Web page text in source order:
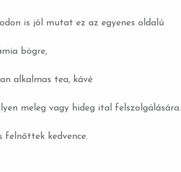
is jól mutat ez az egyenes oldalú
bögre,
alkalmas tea, kávé
meleg vagy hideg ital felszolgálására.
felnőttek kedvence.